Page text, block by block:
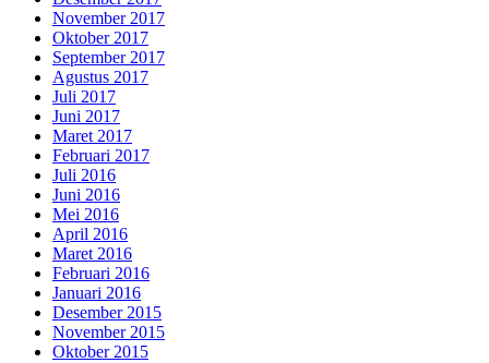
November 2017
Oktober 2017
September 2017
Agustus 2017
Juli 2017
Juni 2017
Maret 2017
Februari 2017
Juli 2016
Juni 2016
Mei 2016
April 2016
Maret 2016
Februari 2016
Januari 2016
Desember 2015
November 2015
Oktober 2015